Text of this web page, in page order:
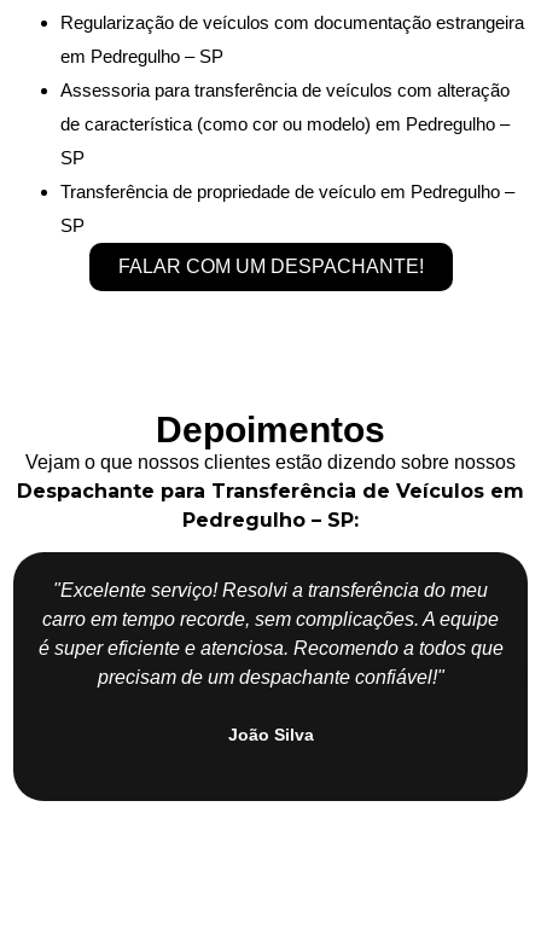
Regularização de veículos com documentação estrangeira
em Pedregulho – SP
Assessoria para transferência de veículos com alteração
de característica (como cor ou modelo) em Pedregulho –
SP
Transferência de propriedade de veículo em Pedregulho –
SP
FALAR COM UM DESPACHANTE!
Depoimentos
Vejam o que nossos clientes estão dizendo sobre nossos
Despachante para Transferência de Veículos em
Pedregulho – SP:
"Excelente serviço! Resolvi a transferência do meu
carro em tempo recorde, sem complicações. A equipe
é super eficiente e atenciosa. Recomendo a todos que
precisam de um despachante confiável!"
João Silva